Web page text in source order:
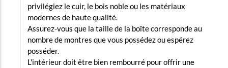
privilégiez le cuir, le bois noble ou les matériaux
modernes de haute qualité.
Assurez-vous que la taille de la boîte corresponde au
nombre de montres que vous possédez ou espérez
posséder.
L'intérieur doit être bien rembourré pour offrir une